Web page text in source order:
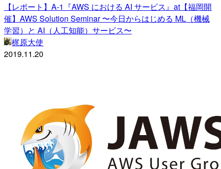
【レポート】A-1『AWS における AI サービス』at【福岡開
催】AWS Solution Seminar 〜今日からはじめる ML（機械
学習）と AI（人工知能）サービス〜
梶原大使
2019.11.20